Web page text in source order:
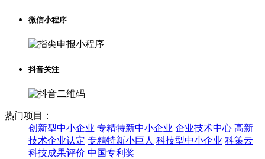
微信小程序
抖音关注
热门项目：
创新型中小企业 专精特新中小企业 企业技术中心 高新
技术企业认定 专精特新小巨人 科技型中小企业 科策云
科技成果评价 中国专利奖